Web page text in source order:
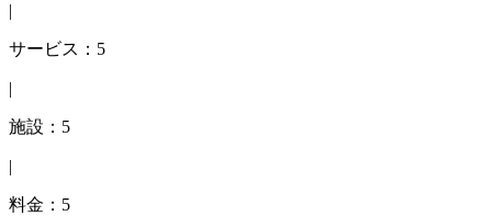
|
サービス：5
|
施設：5
|
料金：5